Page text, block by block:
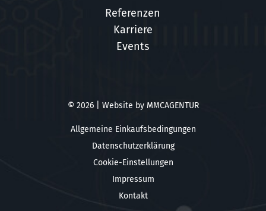
Referenzen
Karriere
Events
© 2026 | Website by MMCAGENTUR
Allgemeine Einkaufsbedingungen
Datenschutzerklärung
Cookie-Einstellungen
Impressum
Kontakt